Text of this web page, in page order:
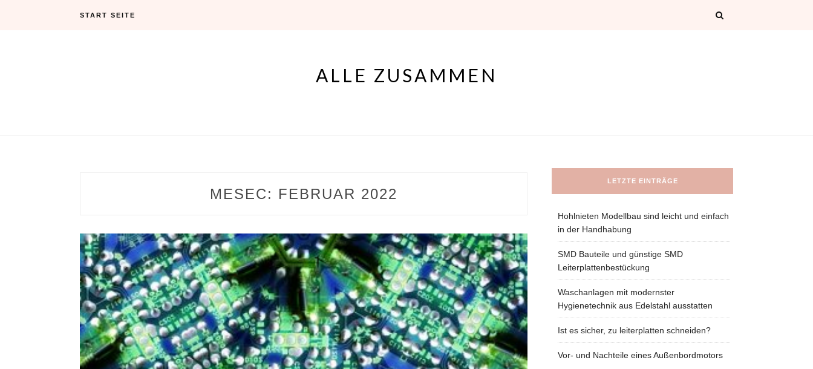
START SEITE
ALLE ZUSAMMEN
MESEC: FEBRUAR 2022
LETZTE EINTRÄGE
Hohlnieten Modellbau sind leicht und einfach
in der Handhabung
SMD Bauteile und günstige SMD
Leiterplattenbestückung
Waschanlagen mit modernster
Hygienetechnik aus Edelstahl ausstatten
Ist es sicher, zu leiterplatten schneiden?
Vor- und Nachteile eines Außenbordmotors